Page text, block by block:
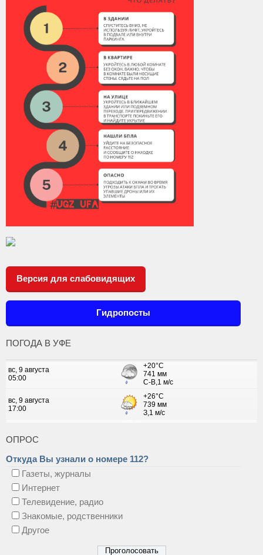
Версия для слабовидящих
Гидропосты
ПОГОДА В УФЕ
ОПРОС
Откуда Вы узнали о номере 112?
Газеты, журналы
Интернет
Телевидение, радио
Знакомые, родственники
Другое